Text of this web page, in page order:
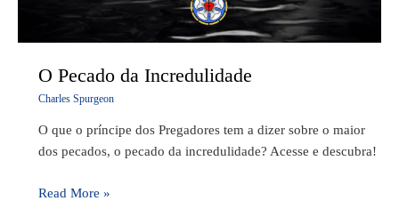
O Pecado da Incredulidade
Charles Spurgeon
O que o príncipe dos Pregadores tem a dizer sobre o maior
dos pecados, o pecado da incredulidade? Acesse e descubra!
Read More »